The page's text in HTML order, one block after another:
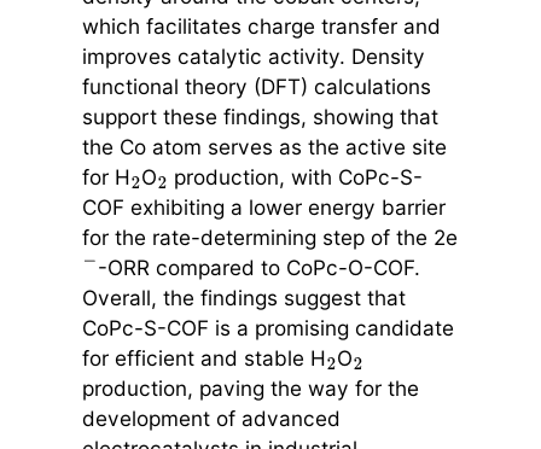
which facilitates charge transfer and
improves catalytic activity. Density
functional theory (DFT) calculations
support these findings, showing that
the Co atom serves as the active site
for H2O2 production, with CoPc-S-
COF exhibiting a lower energy barrier
for the rate-determining step of the 2e
−-ORR compared to CoPc-O-COF.
Overall, the findings suggest that
CoPc-S-COF is a promising candidate
for efficient and stable H2O2
production, paving the way for the
development of advanced